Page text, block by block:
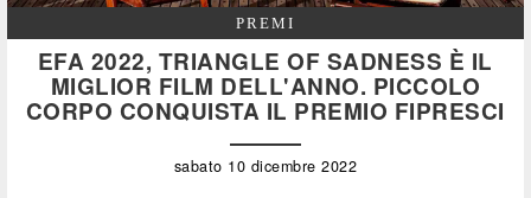
PREMI
EFA 2022, TRIANGLE OF SADNESS È IL
MIGLIOR FILM DELL'ANNO. PICCOLO
CORPO CONQUISTA IL PREMIO FIPRESCI
sabato 10 dicembre 2022